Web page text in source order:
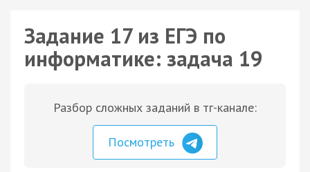
Задание 17 из ЕГЭ по
информатике: задача 19
Разбор сложных заданий в тг-канале:
Посмотреть